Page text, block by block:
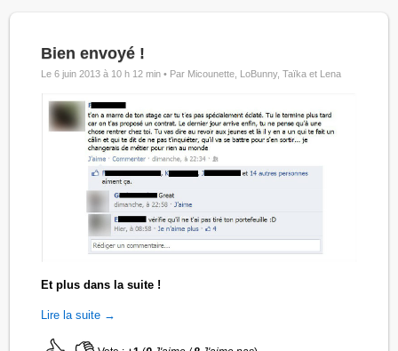
Bien envoyé !
Le 6 juin 2013 à 10 h 12 min • Par Micounette, LoBunny, Taïka et Lena
Et plus dans la suite !
Lire la suite →